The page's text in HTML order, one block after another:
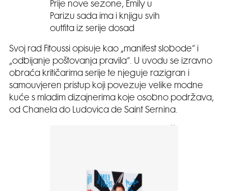
Prije nove sezone, Emily u
Parizu sada ima i knjigu svih
outfita iz serije dosad
Svoj rad Fitoussi opisuje kao „manifest slobode“ i
„odbijanje poštovanja pravila“. U uvodu se izravno
obraća kritičarima serije te njeguje razigran i
samouvjeren pristup koji povezuje velike modne
kuće s mladim dizajnerima koje osobno podržava,
od Chanela do Ludovica de Saint Sernina.